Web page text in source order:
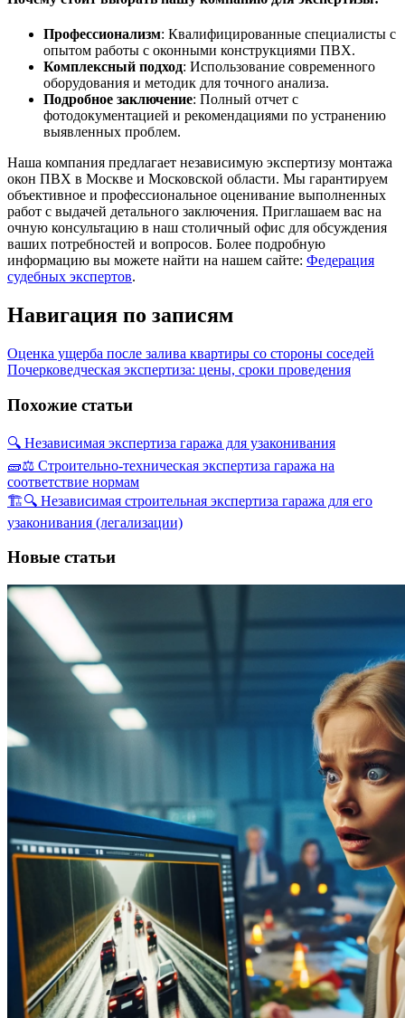
Профессионализм: Квалифицированные специалисты с
опытом работы с оконными конструкциями ПВХ.
Комплексный подход: Использование современного
оборудования и методик для точного анализа.
Подробное заключение: Полный отчет с
фотодокументацией и рекомендациями по устранению
выявленных проблем.
Наша компания предлагает независимую экспертизу монтажа
окон ПВХ в Москве и Московской области. Мы гарантируем
объективное и профессиональное оценивание выполненных
работ с выдачей детального заключения. Приглашаем вас на
очную консультацию в наш столичный офис для обсуждения
ваших потребностей и вопросов. Более подробную
информацию вы можете найти на нашем сайте: Федерация
судебных экспертов.
Навигация по записям
Оценка ущерба после залива квартиры со стороны соседей
Почерковедческая экспертиза: цены, сроки проведения
Похожие статьи
🔍 Независимая экспертиза гаража для узаконивания
🧱⚖️ Строительно-техническая экспертиза гаража на
соответствие нормам
🏗️🔍 Независимая строительная экспертиза гаража для его
узаконивания (легализации)
Новые статьи